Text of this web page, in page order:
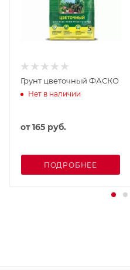
Грунт цветочный ФАСКО
Нет в наличии
от165 руб.
ПОДРОБНЕЕ